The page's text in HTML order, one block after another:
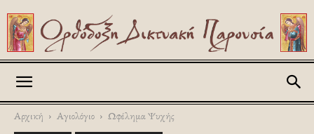
Αρχική Αγιολόγιο Ωφέλημα Ψυχής